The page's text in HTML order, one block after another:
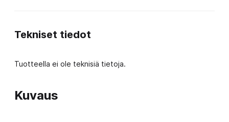
Kuvaus
Tekniset tiedot
Tuotteella ei ole teknisiä tietoja.